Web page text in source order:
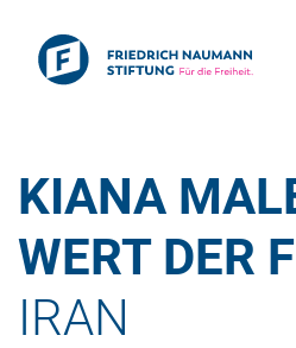
KIANA
WERT DER
IRAN